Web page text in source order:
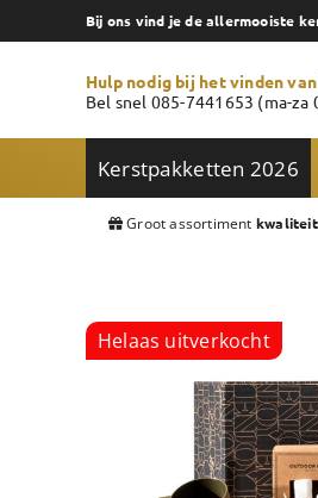
to
Bij ons vind je de allermooiste
Hulp nodig bij het vinden
Bel snel 085-7441653 (ma-za
Kerstpakketten 2026
Groot assortiment
Helaas uitverkocht